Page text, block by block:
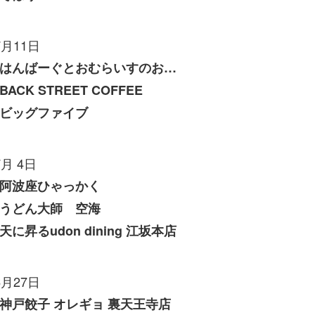
11日
はんばーぐとおむらいすのお店 いくら
BACK STREET COFFEE
ビッグファイブ
4日
阿波座ひゃっかく
うどん大師 空海
天に昇るudon dining 江坂本店
27日
神戸餃子 オレギョ 裏天王寺店